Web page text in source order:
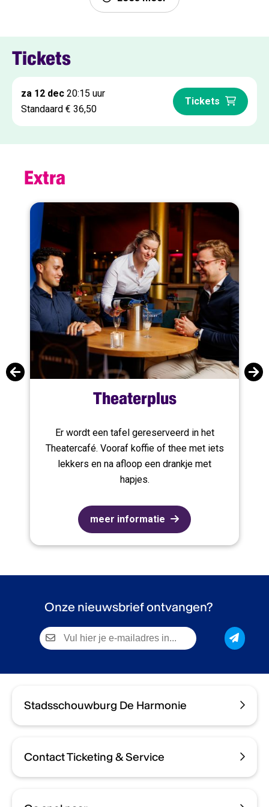
Tickets
za 12 dec 20:15 uur
Standaard € 36,50
Tickets
Extra
Theaterplus
Er wordt een tafel gereserveerd in het
Theatercafé. Vooraf koffie of thee met iets
lekkers en na afloop een drankje met
hapjes.
meer informatie
Onze nieuwsbrief ontvangen?
Stadsschouwburg De Harmonie
Contact Ticketing & Service